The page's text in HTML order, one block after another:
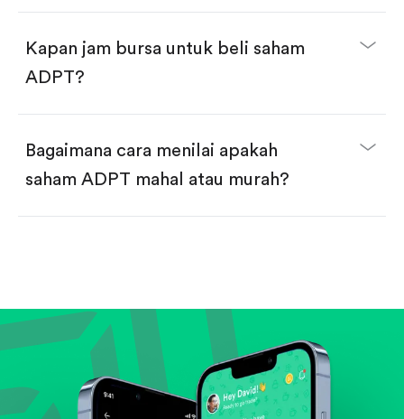
Kapan jam bursa untuk beli saham
ADPT?
Bagaimana cara menilai apakah
saham ADPT mahal atau murah?
Lihat pertumbuhan pendapatan & laba.
Cek margin dan arus kas.
Evaluasi prospek bisnis dan posisi perusahaan di
industrinya.